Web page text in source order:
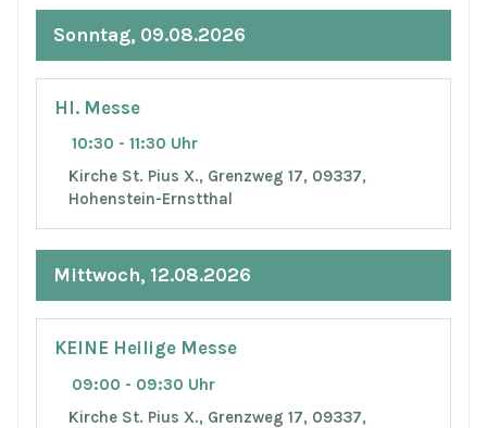
Sonntag, 09.08.2026
Hl. Messe
10:30 - 11:30 Uhr
Kirche St. Pius X., Grenzweg 17, 09337,
Hohenstein-Ernstthal
Mittwoch, 12.08.2026
KEINE Heilige Messe
09:00 - 09:30 Uhr
Kirche St. Pius X., Grenzweg 17, 09337,